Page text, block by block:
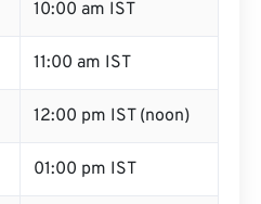
10:00 am IST
11:00 am IST
12:00 pm IST (noon)
01:00 pm IST